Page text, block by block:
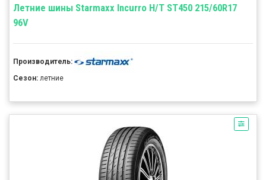
Летние шины Starmaxx Incurro H/T ST450 215/60R17
96V
Производитель:
Сезон: летние